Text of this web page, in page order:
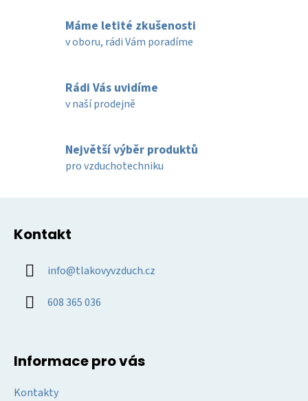
c
í
p
v
k
p
i
n
í
Máme letité zkušenosti
v oboru, rádi Vám poradíme
Rádi Vás uvidíme
v naší prodejně
Největší výběr produktů
pro vzduchotechniku
Kontakt
info@tlakovyvzduch.cz
608 365 036
Informace pro vás
Kontakty